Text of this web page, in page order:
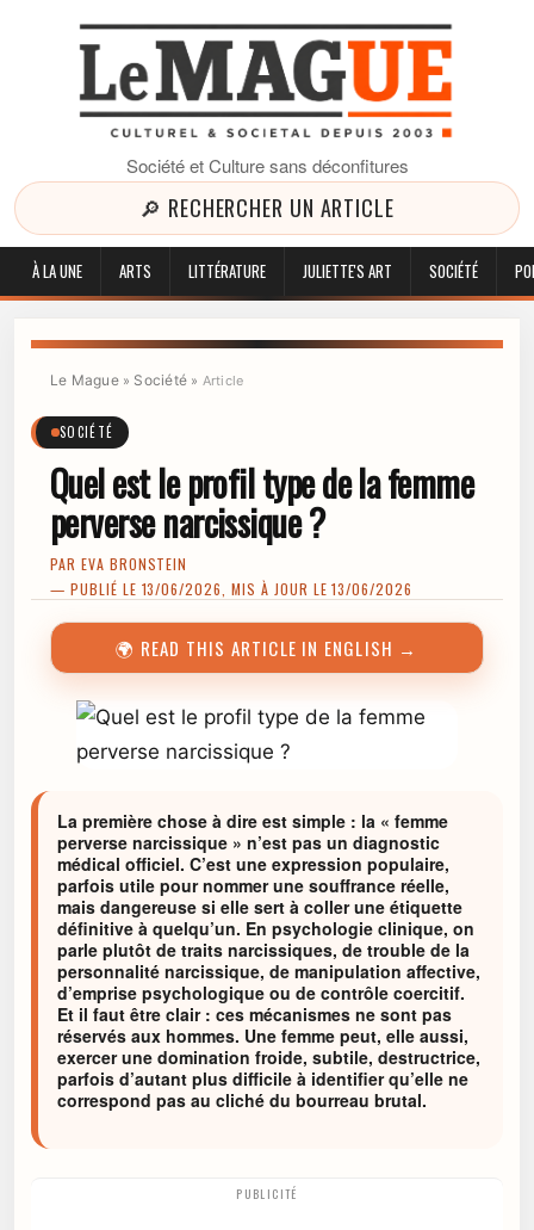
Société et Culture sans déconfitures
🔎 RECHERCHER UN ARTICLE
À LA UNE ARTS LITTÉRATURE JULIETTE'S ART SOCIÉTÉ
Le Mague» Société» Article
SOCIÉTÉ
Quel est le profil type de la femme
perverse narcissique ?
PAR EVA BRONSTEIN
— PUBLIÉ LE 13/06/2026, MIS À JOUR LE 13/06/2026
🌍 READ THIS ARTICLE IN ENGLISH →
La première chose à dire est simple : la « femme
perverse narcissique » n’est pas un diagnostic
médical officiel. C’est une expression populaire,
parfois utile pour nommer une souffrance réelle,
mais dangereuse si elle sert à coller une étiquette
définitive à quelqu’un. En psychologie clinique, on
parle plutôt de traits narcissiques, de trouble de la
personnalité narcissique, de manipulation affective,
d’emprise psychologique ou de contrôle coercitif.
Et il faut être clair : ces mécanismes ne sont pas
réservés aux hommes. Une femme peut, elle aussi,
exercer une domination froide, subtile, destructrice,
parfois d’autant plus difficile à identifier qu’elle ne
correspond pas au cliché du bourreau brutal.
PUBLICITÉ